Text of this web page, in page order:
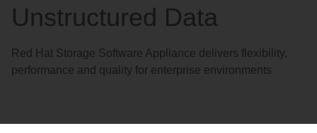
Unstructured Data
Red Hat Storage Software Appliance delivers flexibility,
performance and quality for enterprise environments